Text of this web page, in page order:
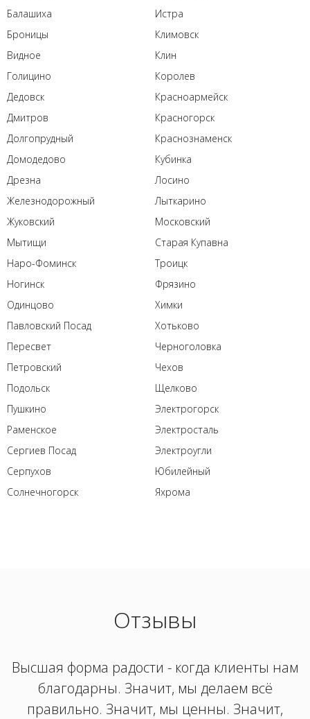
Балашиха
Броницы
Видное
Голицино
Дедовск
Дмитров
Долгопрудный
Домодедово
Дрезна
Железнодорожный
Жуковский
Истра
Климовск
Клин
Королев
Красноармейск
Красногорск
Краснознаменск
Кубинка
Лосино
Лыткарино
Московский
Мытищи
Наро-Фоминск
Ногинск
Одинцово
Павловский Посад
Пересвет
Петровский
Подольск
Пушкино
Раменское
Сергиев Посад
Серпухов
Солнечногорск
Старая Купавна
Троицк
Фрязино
Химки
Хотьково
Черноголовка
Чехов
Щелково
Электрогорск
Электросталь
Электроугли
Юбилейный
Яхрома
Отзывы
Высшая форма радости - когда клиенты нам
благодарны. Значит, мы делаем всё
правильно. Значит, мы ценны. Значит,